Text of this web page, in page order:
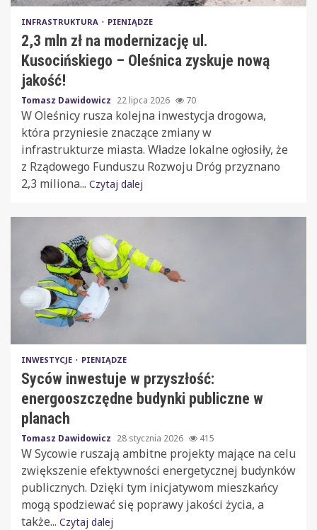
INFRASTRUKTURA PIENIĄDZE
2,3 mln zł na modernizację ul.
Kusocińskiego – Oleśnica zyskuje nową
jakość!
Tomasz Dawidowicz 22 lipca 2026 70
W Oleśnicy rusza kolejna inwestycja drogowa,
która przyniesie znaczące zmiany w
infrastrukturze miasta. Władze lokalne ogłosiły, że
z Rządowego Funduszu Rozwoju Dróg przyznano
2,3 miliona... Czytaj dalej
INWESTYCJE PIENIĄDZE
Syców inwestuje w przyszłość:
energooszczędne budynki publiczne w
planach
Tomasz Dawidowicz 28 stycznia 2026 415
W Sycowie ruszają ambitne projekty mające na celu
zwiększenie efektywności energetycznej budynków
publicznych. Dzięki tym inicjatywom mieszkańcy
mogą spodziewać się poprawy jakości życia, a
także... Czytaj dalej